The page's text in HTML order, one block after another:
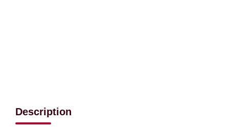
Description